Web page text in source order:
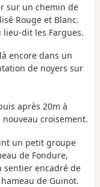
sur un chemin de
Rouge et Blanc.
dit les Fargues.
encore dans un
de noyers sur
après 20m à
croisement.
un petit groupe
de Fondure,
sentier encadré de
de Guinot.